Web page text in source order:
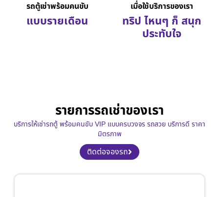
รถตู้เช่าพร้อมคนขับ
แบบรายเดือน
เมื่อใช้บริการของเรา
ทริป ไหนๆ ก็ สนุก
ประทับใจ
รายการรถเช่าของเรา
บริการให้เช่ารถตู้ พร้อมคนขับ VIP แบบครบวงจร รถสวย บริการดี ราคา
มิตรภาพ
ติดต่อจองรถ